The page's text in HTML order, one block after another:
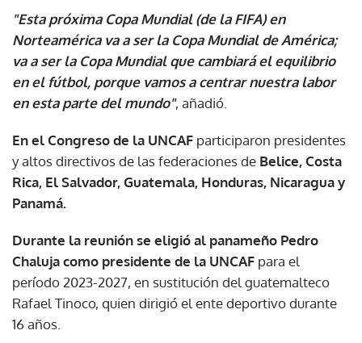
"Esta próxima Copa Mundial (de la FIFA) en
Norteamérica va a ser la Copa Mundial de América;
va a ser la Copa Mundial que cambiará el equilibrio
en el fútbol, porque vamos a centrar nuestra labor
en esta parte del mundo", añadió.
En el Congreso de la UNCAF participaron presidentes
y altos directivos de las federaciones de Belice, Costa
Rica, El Salvador, Guatemala, Honduras, Nicaragua y
Panamá.
Durante la reunión se eligió al panameño Pedro
Chaluja como presidente de la UNCAF para el
período 2023-2027, en sustitución del guatemalteco
Rafael Tinoco, quien dirigió el ente deportivo durante
16 años.